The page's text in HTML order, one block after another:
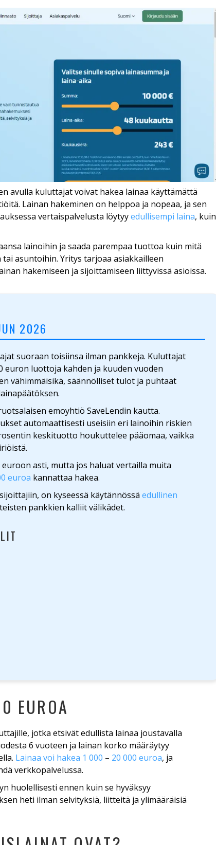
avulla kuluttajat voivat hakea lainaa käyttämättä
Lainan hakeminen on helppoa ja nopeaa, ja sen
vertaispalvelusta löytyyedullisempi laina, kuin
lainoihin ja saada parempaa tuottoa kuin mitä
asuntoihin. Yritys tarjoaa asiakkailleen
hakemiseen ja sijoittamiseen liittyvissä asioissa.
2026
suoraan toisiinsa ilman pankkeja. Kuluttajat
euron luottoja kahden ja kuuden vuoden
vähimmäisikä, säännölliset tulot ja puhtaat
emoyhtiö SaveLendin kautta.
automaattisesti useisiin eri lainoihin riskien
keskituotto houkuttelee pääomaa, vaikka
asti, mutta jos haluat vertailla muita
euroa kannattaa hakea.
on kyseessä käytännössä edullinen
pankkien kalliit välikädet.
EUROA
jotka etsivät edullista lainaa joustavalla
6 vuoteen ja lainan korko määräytyy
Lainaa voi hakea 1 000 – 20 000 euroa, ja
verkkopalvelussa.
huolellisesti ennen kuin se hyväksyy
heti ilman selvityksiä, liitteitä ja ylimääräisiä